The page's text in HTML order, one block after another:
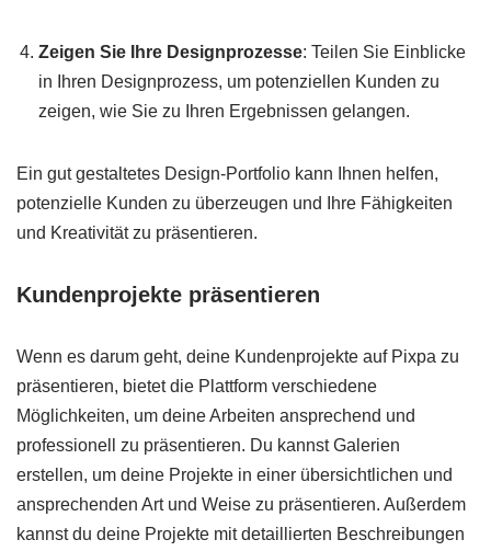
Zeigen Sie Ihre Designprozesse: Teilen Sie Einblicke
in Ihren Designprozess, um potenziellen Kunden zu
zeigen, wie Sie zu Ihren Ergebnissen gelangen.
Ein gut gestaltetes Design-Portfolio kann Ihnen helfen,
potenzielle Kunden zu überzeugen und Ihre Fähigkeiten
und Kreativität zu präsentieren.
Kundenprojekte präsentieren
Wenn es darum geht, deine Kundenprojekte auf Pixpa zu
präsentieren, bietet die Plattform verschiedene
Möglichkeiten, um deine Arbeiten ansprechend und
professionell zu präsentieren. Du kannst Galerien
erstellen, um deine Projekte in einer übersichtlichen und
ansprechenden Art und Weise zu präsentieren. Außerdem
kannst du deine Projekte mit detaillierten Beschreibungen